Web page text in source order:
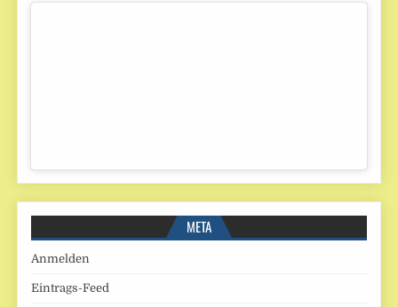
META
Anmelden
Eintrags-Feed